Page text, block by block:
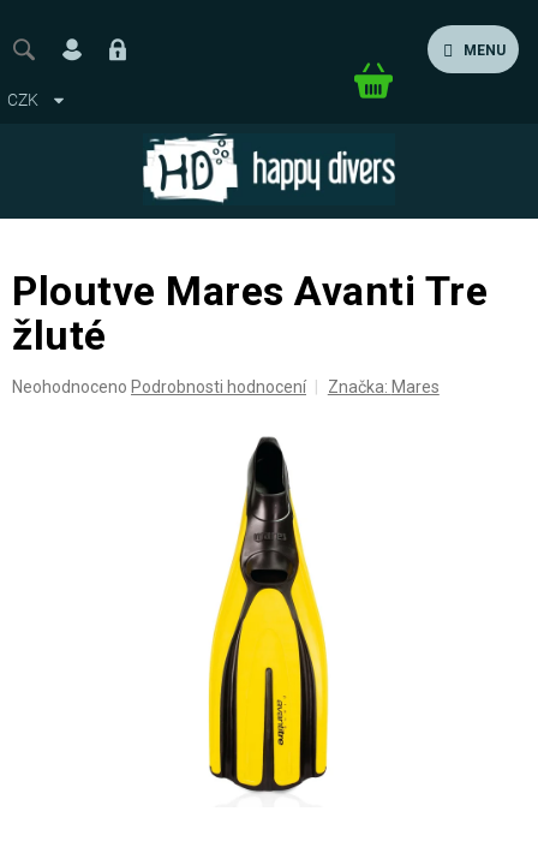
obsah
MENU
CZK
Nákupní
Ploutve Mares Avanti Tre
žluté
Průměrné
Neohodnoceno Podrobnosti hodnocení Značka: Mares